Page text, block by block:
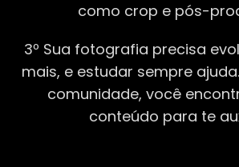
como crop e pós-
3º Sua fotografia precisa
mais, e estudar sempre
comunidade, você
conteúdo para te